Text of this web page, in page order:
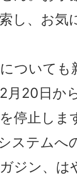
し、お気
ついて
月20日か
停止しま
ステム
ジン、